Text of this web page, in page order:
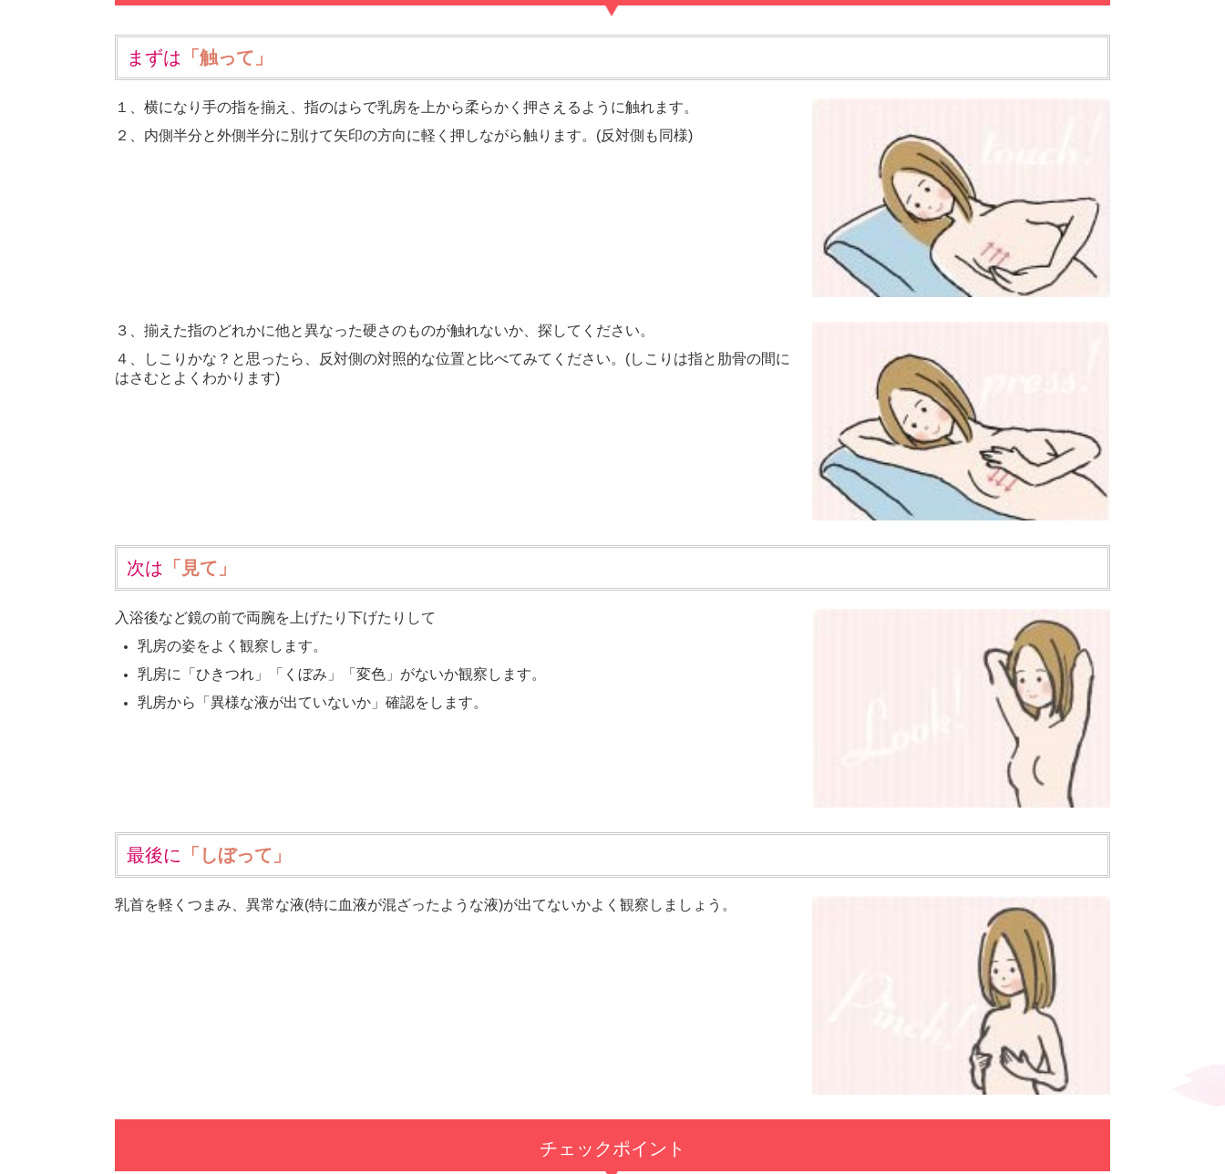
まずは 「触って」
１、横になり手の指を揃え、指のはらで乳房を上から柔らかく押さえるように触れます。
２、内側半分と外側半分に別けて矢印の方向に軽く押しながら触ります。(反対側も同様)
３、揃えた指のどれかに他と異なった硬さのものが触れないか、探してください。
４、しこりかな？と思ったら、反対側の対照的な位置と比べてみてください。(しこりは指と肋骨の間に
はさむとよくわかります)
次は 「見て」
入浴後など鏡の前で両腕を上げたり下げたりして
乳房の姿をよく観察します。
乳房に「ひきつれ」「くぼみ」「変色」がないか観察します。
乳房から「異様な液が出ていないか」確認をします。
最後に 「しぼって」
乳首を軽くつまみ、異常な液(特に血液が混ざったような液)が出てないかよく観察しましょう。
チェックポイント